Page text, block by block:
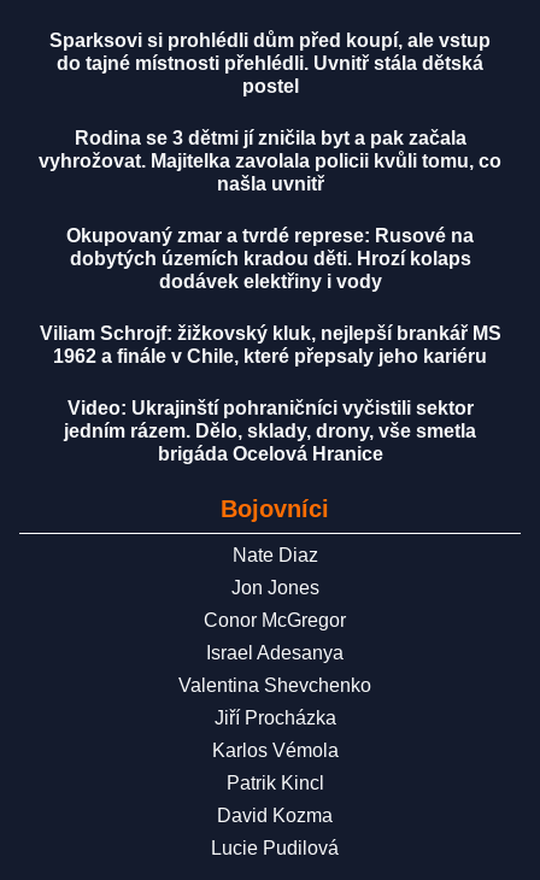
Sparksovi si prohlédli dům před koupí, ale vstup
do tajné místnosti přehlédli. Uvnitř stála dětská
postel
Rodina se 3 dětmi jí zničila byt a pak začala
vyhrožovat. Majitelka zavolala policii kvůli tomu, co
našla uvnitř
Okupovaný zmar a tvrdé represe: Rusové na
dobytých územích kradou děti. Hrozí kolaps
dodávek elektřiny i vody
Viliam Schrojf: žižkovský kluk, nejlepší brankář MS
1962 a finále v Chile, které přepsaly jeho kariéru
Video: Ukrajinští pohraničníci vyčistili sektor
jedním rázem. Dělo, sklady, drony, vše smetla
brigáda Ocelová Hranice
Bojovníci
Nate Diaz
Jon Jones
Conor McGregor
Israel Adesanya
Valentina Shevchenko
Jiří Procházka
Karlos Vémola
Patrik Kincl
David Kozma
Lucie Pudilová